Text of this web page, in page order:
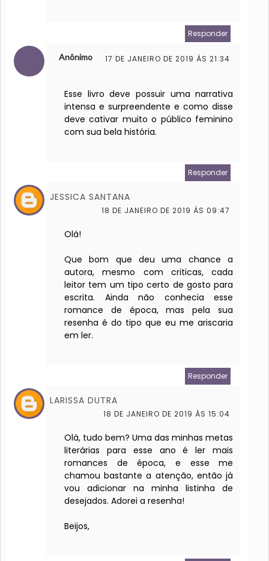
Responder
Anônimo 17 DE JANEIRO DE 2019 ÀS 21:34
Esse livro deve possuir uma narrativa
intensa e surpreendente e como disse
deve cativar muito o público feminino
com sua bela história.
Responder
JESSICA SANTANA
18 DE JANEIRO DE 2019 ÀS 09:47
Olá!
Que bom que deu uma chance a
autora, mesmo com criticas, cada
leitor tem um tipo certo de gosto para
escrita. Ainda não conhecia esse
romance de época, mas pela sua
resenha é do tipo que eu me ariscaria
em ler.
Responder
LARISSA DUTRA
18 DE JANEIRO DE 2019 ÀS 15:04
Olá, tudo bem? Uma das minhas metas
literárias para esse ano é ler mais
romances de época, e esse me
chamou bastante a atenção, então já
vou adicionar na minha listinha de
desejados. Adorei a resenha!
Beijos,